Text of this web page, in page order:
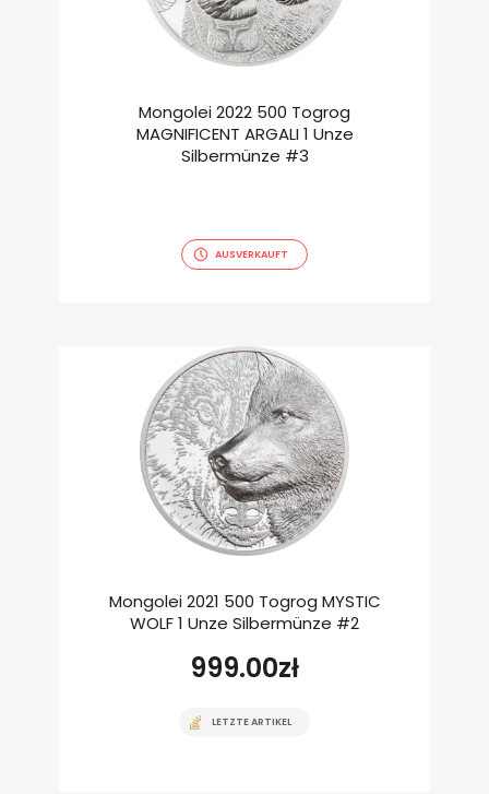
Mongolei 2022 500 Togrog
MAGNIFICENT ARGALI 1 Unze
Silbermünze #3
AUSVERKAUFT
Mongolei 2021 500 Togrog MYSTIC
WOLF 1 Unze Silbermünze #2
999.00zł
LETZTE ARTIKEL